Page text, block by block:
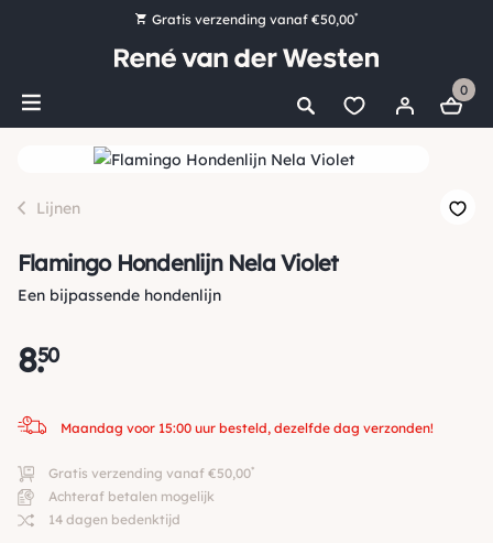
Gratis verzending vanaf €50,00*
Bestel nu, betaal later met Klarna
Ruim 16.000 artikelen op voorraad
0
Lijnen
Flamingo Hondenlijn Nela Violet
Een bijpassende hondenlijn
8.
50
Maandag voor 15:00 uur besteld, dezelfde dag verzonden!
Gratis verzending vanaf €50,00*
Achteraf betalen mogelijk
14 dagen bedenktijd